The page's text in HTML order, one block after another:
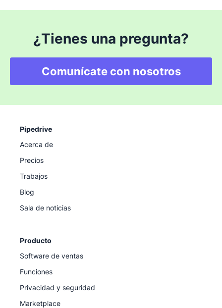
¿Tienes una pregunta?
Comunícate con nosotros
Pipedrive
Acerca de
Precios
Trabajos
Blog
Sala de noticias
Producto
Software de ventas
Funciones
Privacidad y seguridad
Marketplace